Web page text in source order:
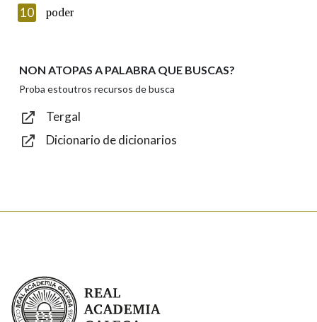
Introduce o código que aparece na imaxe:
Texto de verificación
10 poder
NON ATOPAS A PALABRA QUE BUSCAS?
Proba estoutros recursos de busca
Tergal
Dicionario de dicionarios
Real Academia Galega